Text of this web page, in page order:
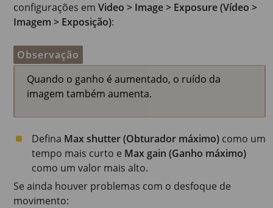
configurações em Video > Image > Exposure (Vídeo >
Imagem > Exposição):
Observação
Quando o ganho é aumentado, o ruído da
imagem também aumenta.
Defina Max shutter (Obturador máximo) como um
tempo mais curto e Max gain (Ganho máximo)
como um valor mais alto.
Se ainda houver problemas com o desfoque de
movimento: